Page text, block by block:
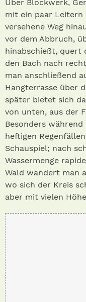
Über Blockwerk,
mit ein paar Leitern
versehene Weg
vor dem Abbruch,
hinabschießt, quert
den Bach nach
man anschließend
Hangterrasse über
später bietet sich
von unten, aus der
Besonders
heftigen
Schauspiel; nach
Wassermenge
Wald wandert man
wo sich der Kreis
aber mit vielen